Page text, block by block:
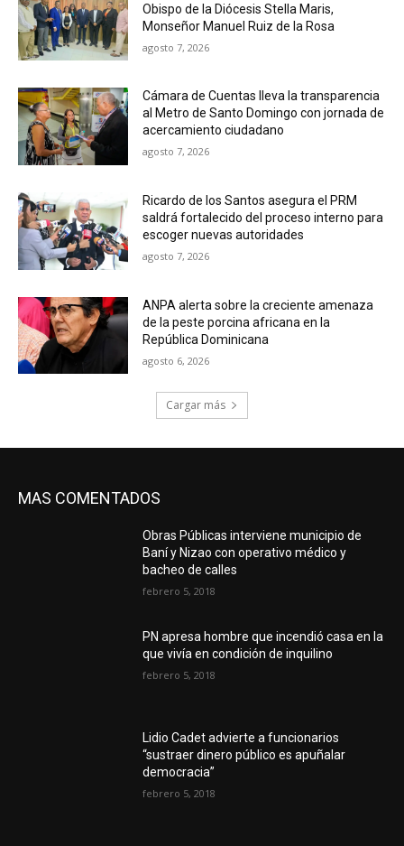
Obispo de la Diócesis Stella Maris,
Monseñor Manuel Ruiz de la Rosa
agosto 7, 2026
Cámara de Cuentas lleva la transparencia
al Metro de Santo Domingo con jornada de
acercamiento ciudadano
agosto 7, 2026
Ricardo de los Santos asegura el PRM
saldrá fortalecido del proceso interno para
escoger nuevas autoridades
agosto 7, 2026
ANPA alerta sobre la creciente amenaza
de la peste porcina africana en la
República Dominicana
agosto 6, 2026
Cargar más
MAS COMENTADOS
Obras Públicas interviene municipio de
Baní y Nizao con operativo médico y
bacheo de calles
febrero 5, 2018
PN apresa hombre que incendió casa en la
que vivía en condición de inquilino
febrero 5, 2018
Lidio Cadet advierte a funcionarios
“sustraer dinero público es apuñalar
democracia”
febrero 5, 2018